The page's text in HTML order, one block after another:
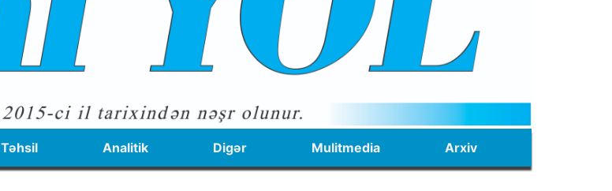
Təhsil Analitik Digər Mulitmedia Arxiv